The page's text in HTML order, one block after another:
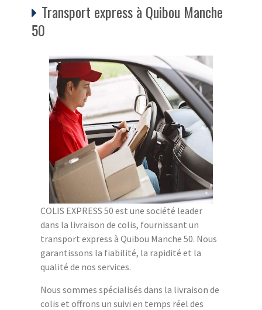
Transport express à Quibou Manche
50
COLIS EXPRESS 50 est une société leader
dans la livraison de colis, fournissant un
transport express à Quibou Manche 50. Nous
garantissons la fiabilité, la rapidité et la
qualité de nos services.
Nous sommes spécialisés dans la livraison de
colis et offrons un suivi en temps réel des